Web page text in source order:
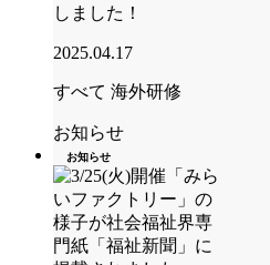
しました！
2025.04.17
すべて 海外研修
お知らせ
お知らせ